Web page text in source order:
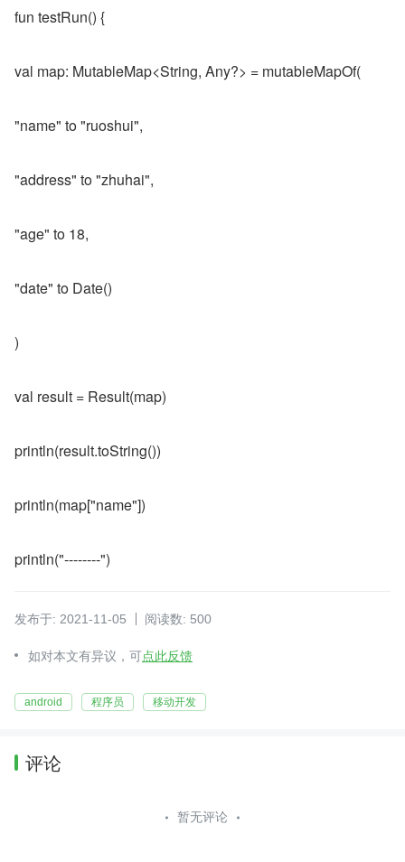
fun testRun() {
val map: MutableMap<String, Any?> = mutableMapOf(
"name" to "ruoshui",
"address" to "zhuhai",
"age" to 18,
"date" to Date()
)
val result = Result(map)
println(result.toString())
println(map["name"])
println("--------")
发布于: 2021-11-05 阅读数: 500
如对本文有异议，可点此反馈
android 程序员 移动开发
评论
暂无评论